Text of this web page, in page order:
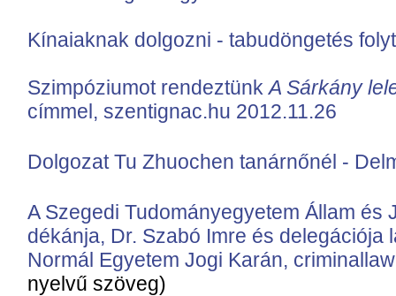
Kínaiaknak dolgozni - tabudöngetés
Szimpóziumot rendeztünkA Sárkány
címmel, szentignac.hu 2012.11.26
Dolgozat Tu Zhuochen tanárnőnél -
A Szegedi Tudományegyetem Állam és
dékánja, Dr. Szabó Imre és delegációja
Normál Egyetem Jogi Karán,
nyelvű szöveg)